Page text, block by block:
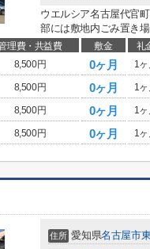
ウエルシア名古屋代官
部には敷地内ごみ置き
理費・共益費 敷金 礼
8,500円 0ヶ月 1ヶ
8,500円 0ヶ月 1ヶ
8,500円 0ヶ月 1ヶ
8,500円 0ヶ月 1ヶ
住所 愛知県名古屋市